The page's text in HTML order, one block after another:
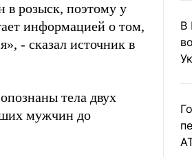
в розыск, поэтому у
информацией о том,
- сказал источник в
тела двух
мужчин до
В